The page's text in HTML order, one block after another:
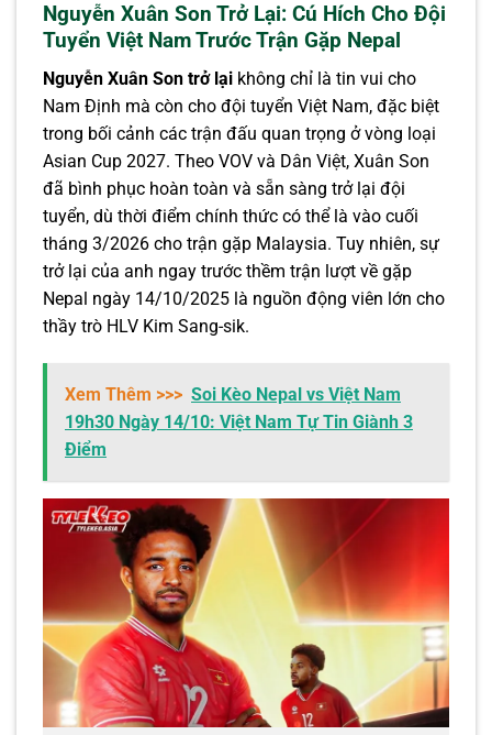
Nguyễn Xuân Son Trở Lại: Cú Hích Cho Đội
Tuyển Việt Nam Trước Trận Gặp Nepal
Nguyễn Xuân Son trở lại không chỉ là tin vui cho
Nam Định mà còn cho đội tuyển Việt Nam, đặc biệt
trong bối cảnh các trận đấu quan trọng ở vòng loại
Asian Cup 2027. Theo VOV và Dân Việt, Xuân Son
đã bình phục hoàn toàn và sẵn sàng trở lại đội
tuyển, dù thời điểm chính thức có thể là vào cuối
tháng 3/2026 cho trận gặp Malaysia. Tuy nhiên, sự
trở lại của anh ngay trước thềm trận lượt về gặp
Nepal ngày 14/10/2025 là nguồn động viên lớn cho
thầy trò HLV Kim Sang-sik.
Xem Thêm >>> Soi Kèo Nepal vs Việt Nam
19h30 Ngày 14/10: Việt Nam Tự Tin Giành 3
Điểm